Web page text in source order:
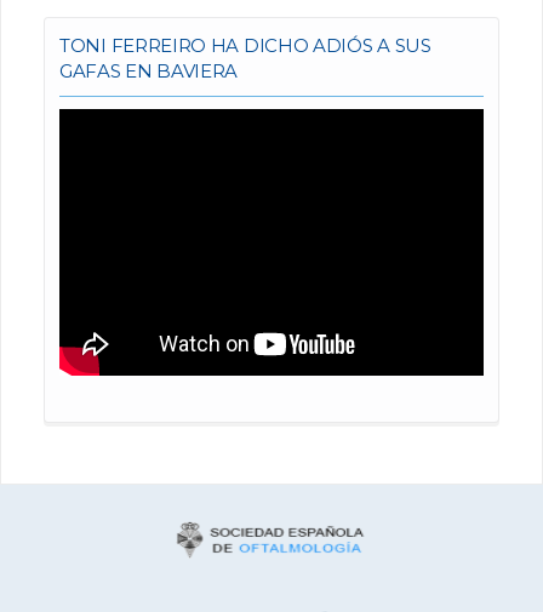
TONI FERREIRO HA DICHO ADIÓS A SUS
GAFAS EN BAVIERA